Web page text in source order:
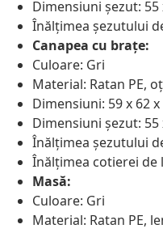
Dimensiuni șezut: 55
Înălțimea șezutului
Canapea cu brațe:
Culoare: Gri
Material: Ratan PE,
Dimensiuni: 59 x 62 x
Dimensiuni șezut: 55
Înălțimea șezutului
Înălțimea cotierei de
Masă:
Culoare: Gri
Material: Ratan PE,